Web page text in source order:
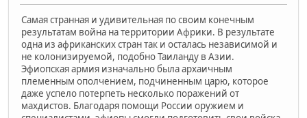
Самая странная и удивительная по своим конечным
результатам война на территории Африки. В результате
одна из африканских стран так и осталась независимой и
не колонизируемой, подобно Таиланду в Азии.
Эфиопская армия изначально была архаичным
племенным ополчением, подчиненным царю, которое
даже успело потерпеть несколько поражений от
махдистов. Благодаря помощи России оружием и